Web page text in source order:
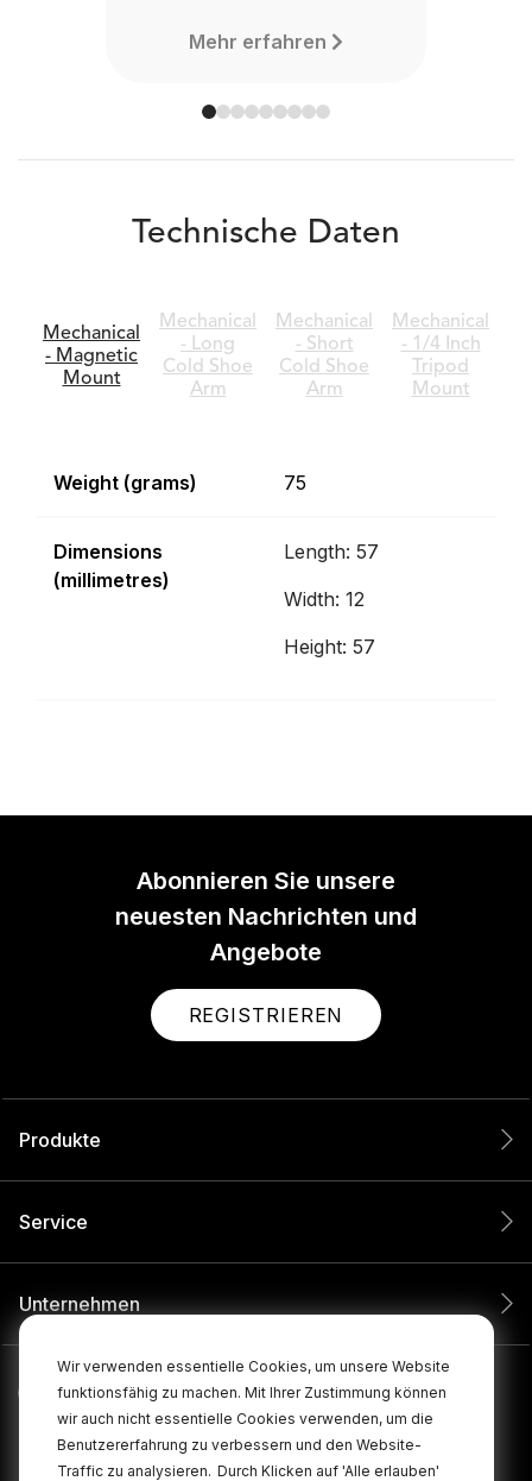
Wir verwenden essentielle Cookies, um unsere Website
funktionsfähig zu machen. Mit Ihrer Zustimmung können
wir auch nicht essentielle Cookies verwenden, um die
Benutzererfahrung zu verbessern und den Website-
Traffic zu analysieren. Durch Klicken auf 'Alle erlauben'
Mehr erfahren
Technische Daten
Mechanical
- Magnetic
Mount
Mechanical
- Long
Cold Shoe
Arm
Mechanical
- Short
Cold Shoe
Arm
Mechanical
- 1/4 Inch
Tripod
Mount
Weight (grams) 75
Dimensions
(millimetres)
Length: 57
Width: 12
Height: 57
Abonnieren Sie unsere
neuesten Nachrichten und
Angebote
REGISTRIEREN
Produkte
Service
Unternehmen